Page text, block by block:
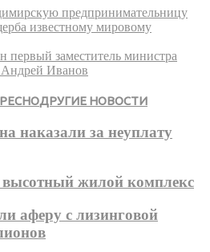
предпринимательницу
известному мировому
первый заместитель министра
Андрей Иванов
ДРУГИЕ НОВОСТИ
наказали за неуплату
высотный жилой комплекс
аферу с лизинговой